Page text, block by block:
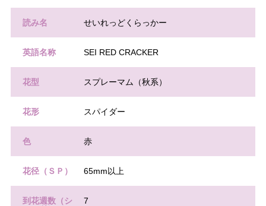
読み名 せいれっどくらっかー
英語名称 SEI RED CRACKER
花型 スプレーマム（秋系）
花形 スパイダー
色 赤
花径（ＳＰ） 65mm以上
到花週数（シ
7